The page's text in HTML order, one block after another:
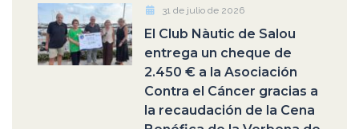
31 de julio de 2026
El Club Nàutic de Salou
entrega un cheque de
2.450 € a la Asociación
Contra el Cáncer gracias a
la recaudación de la Cena